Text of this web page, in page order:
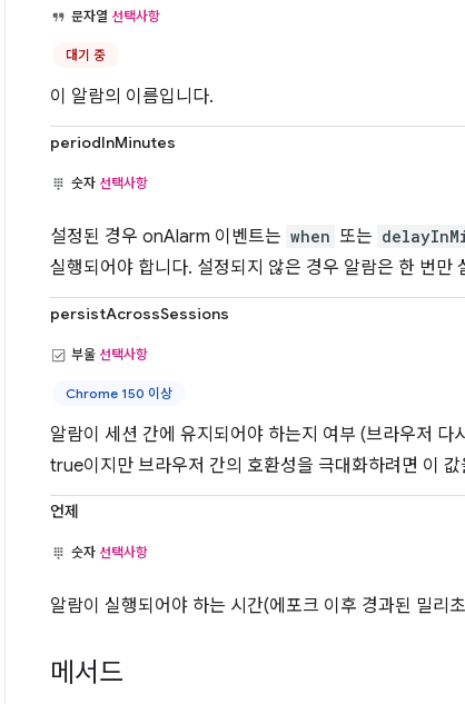
문자열 선택사항
대기 중
이 알람의 이름입니다.
periodInMinutes
숫자 선택사항
설정된 경우 onAlarm 이벤트는 when 또는
실행되어야 합니다. 설정되지 않은 경우 알람은 한 번만
persistAcrossSessions
부울 선택사항
Chrome 150 이상
알람이 세션 간에 유지되어야 하는지 여부 (브라우저
true이지만 브라우저 간의 호환성을 극대화하려면 이
언제
숫자 선택사항
알람이 실행되어야 하는 시간(에포크 이후 경과된 밀리
메서드